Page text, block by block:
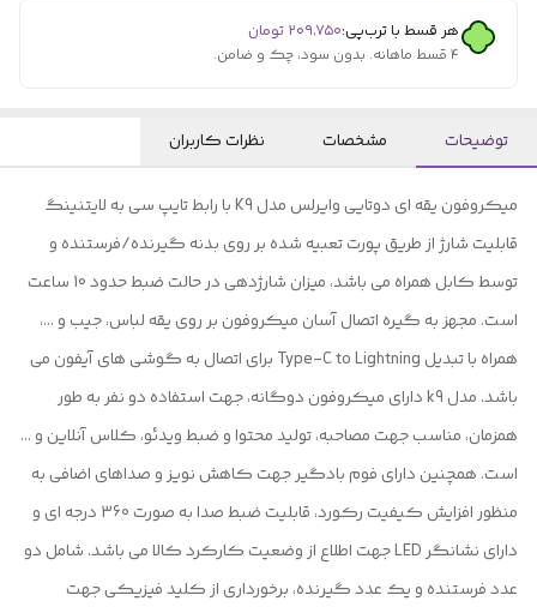
هر قسط با ترب‌پی:۲۰۹٬۷۵۰ تومان
۴ قسط ماهانه. بدون سود، چک و ضامن.
توضیحات مشخصات نظرات کاربران
میکروفون یقه ای دوتایی وایرلس مدل K9 با رابط تایپ سی به لایتنینگ
قابلیت شارژ از طریق پورت تعبیه شده بر روی بدنه گیرنده/فرستنده و
توسط کابل همراه می باشد، میزان شارژدهی در حالت ضبط حدود 10 ساعت
است. مجهز به گیره اتصال آسان میکروفون بر روی یقه لباس، جیب و …،
همراه با تبدیل Type-C to Lightning برای اتصال به گوشی های آیفون می
باشد. مدل k9 دارای میکروفون دوگانه، جهت استفاده دو نفر به طور
همزمان، مناسب جهت مصاحبه، تولید محتوا و ضبط ویدئو، کلاس آنلاین و …
است. همچنین دارای فوم بادگیر جهت کاهش نویز و صداهای اضافی به
منظور افزایش کیفیت رکورد، قابلیت ضبط صدا به صورت 360 درجه ای و
دارای نشانگر LED جهت اطلاع از وضعیت کارکرد کالا می باشد. شامل دو
عدد فرستنده و یک عدد گیرنده، برخورداری از کلید فیزیکی جهت